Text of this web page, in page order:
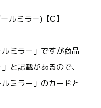
ルミラー)【C】
ミラー」ですが商品
と記載があるので、
ミラー」のカードと